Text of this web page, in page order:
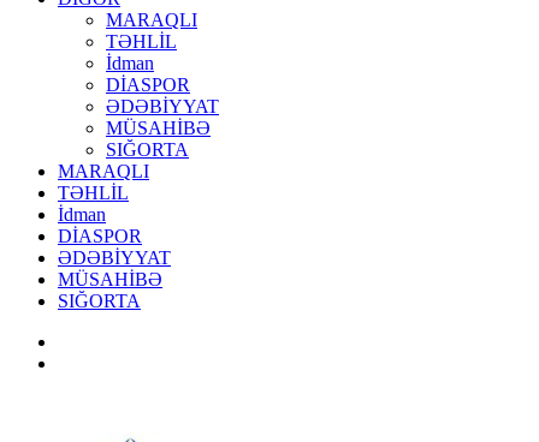
MARAQLI
TƏHLİL
İdman
DİASPOR
ƏDƏBİYYAT
MÜSAHİBƏ
SIĞORTA
MARAQLI
TƏHLİL
İdman
DİASPOR
ƏDƏBİYYAT
MÜSAHİBƏ
SIĞORTA